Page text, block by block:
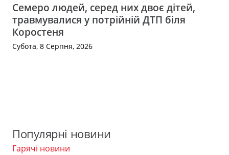
Семеро людей, серед них двоє дітей,
травмувалися у потрійній ДТП біля
Коростеня
Субота, 8 Серпня, 2026
Популярні новини
Гарячі новини